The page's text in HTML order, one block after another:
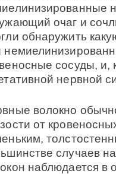
очаг и
обнару­жить
сосуды, и,
нервной
волокно
от
случаев
наблюдается в